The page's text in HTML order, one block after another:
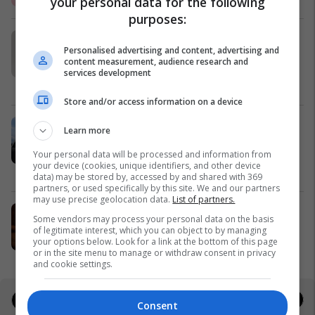
pak kush e njeh alternativën më të
butë që po fiton terren në skincare!
30% zbritje për maturantët që
regjistrohen tani
Kolegji AAB
HAJE - Kosova
Jobs
purposes:
Personalised advertising and content, advertising and
content measurement, audience research and
services development
Store and/or access information on a device
Learn more
Your personal data will be processed and information from
your device (cookies, unique identifiers, and other device
data) may be stored by, accessed by and shared with 369
partners, or used specifically by this site. We and our partners
may use precise geolocation data. List of partners.
Some vendors may process your personal data on the basis
of legitimate interest, which you can object to by managing
your options below. Look for a link at the bottom of this page
or in the site menu to manage or withdraw consent in privacy
and cookie settings.
Consent